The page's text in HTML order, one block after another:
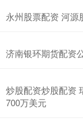
永州股票配资 河
济南银环期货配资
炒股配资炒股配资
700万美元